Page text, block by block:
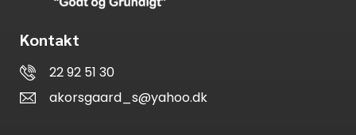
Kontakt
22 92 51 30
akorsgaard_s@yahoo.dk